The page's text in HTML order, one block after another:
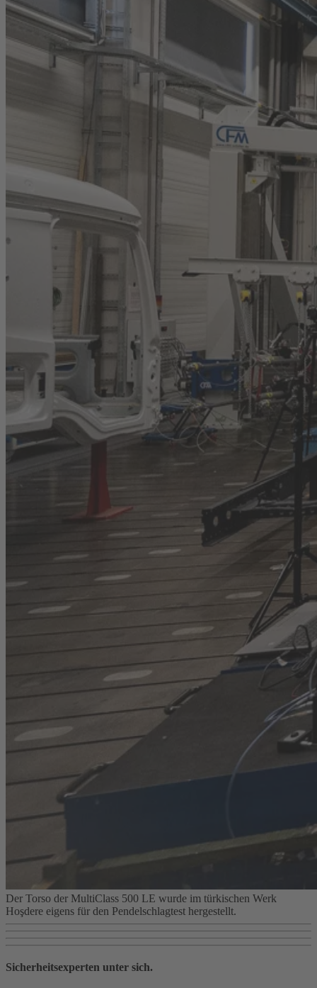
Der Torso der MultiClass 500 LE wurde im türkischen Werk
Hoşdere eigens für den Pendelschlagtest hergestellt.
Sicherheitsexperten unter sich.